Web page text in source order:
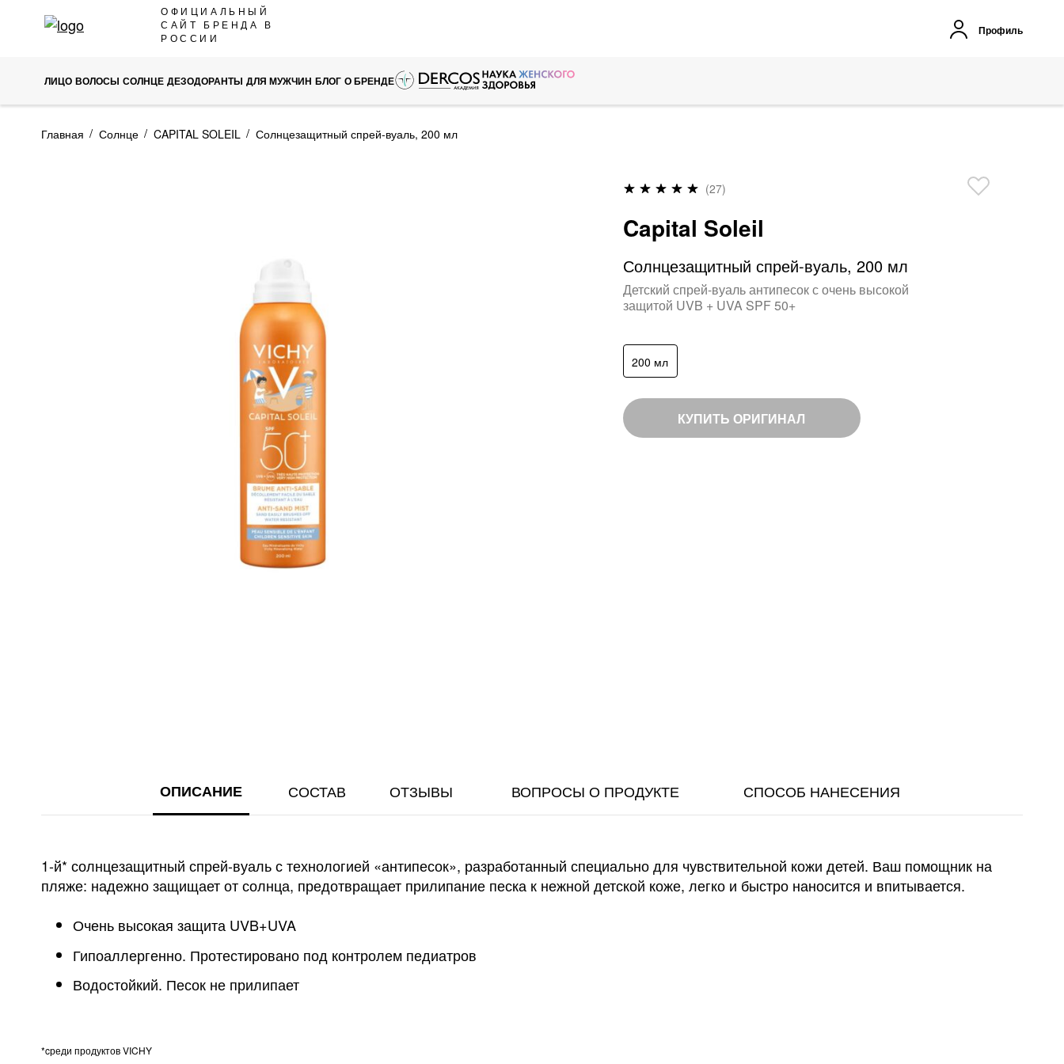
ОФИЦИАЛЬНЫЙ
САЙТ БРЕНДА В
РОССИИ
Профиль
ЛИЦО ВОЛОСЫ СОЛНЦЕ ДЕЗОДОРАНТЫ ДЛЯ МУЖЧИН БЛОГ О БРЕНДЕ
Главная Солнце CAPITAL SOLEIL Солнцезащитный спрей-вуаль, 200 мл
Capital Soleil
Солнцезащитный спрей-вуаль, 200 мл
Детский спрей-вуаль антипесок с очень высокой
защитой UVB + UVA SPF 50+
Рейтинг:
of
100
(27)
200 мл
КУПИТЬ ОРИГИНАЛ
ОПИСАНИЕ СПОСОБ НАНЕСЕНИЯ
СОСТАВ ОТЗЫВЫ ВОПРОСЫ О ПРОДУКТЕ
1-й* солнцезащитный спрей-вуаль с технологией «антипесок», разработанный специально для чувствительной кожи детей. Ваш помощник на
пляже: надежно защищает от солнца, предотвращает прилипание песка к нежной детской коже, легко и быстро наносится и впитывается.
Очень высокая защита UVB+UVA
Гипоаллергенно. Протестировано под контролем педиатров
Водостойкий. Песок не прилипает
*cреди продуктов VICHY